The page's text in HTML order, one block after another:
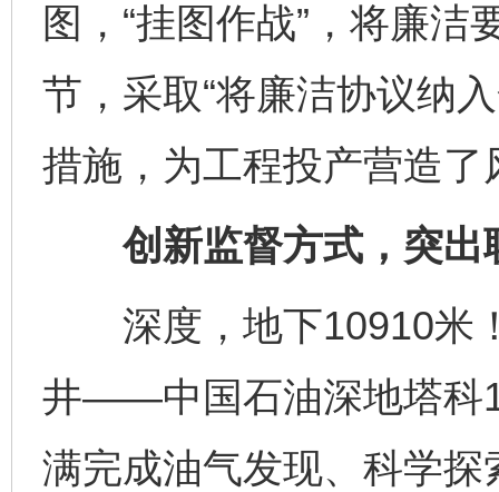
图，“挂图作战”，将廉
节，采取“将廉洁协议纳
措施，为工程投产营造
创新监督方式，突出
深度，地下10910米
井——中国石油深地塔科
满完成油气发现、科学探